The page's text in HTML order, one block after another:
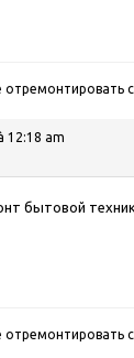
12:18 am
бытовой